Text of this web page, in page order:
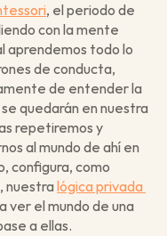
, el periodo de
con la mente
aprendemos todo lo
de conducta,
de entender la
quedarán en nuestra
repetiremos y
al mundo de ahí en
configura, como
nuestra lógica privada
ver el mundo de una
a ellas.